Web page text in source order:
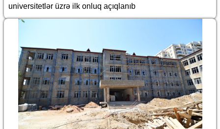
universitetlər üzrə ilk onluq açıqlanıb